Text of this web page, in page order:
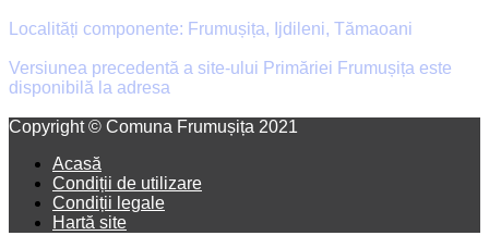
Localități componente: Frumușița, Ijdileni, Tămaoani
Versiunea precedentă a site-ului Primăriei Frumușița este
disponibilă la adresa
Copyright © Comuna Frumușița 2021
Acasă
Condiții de utilizare
Condiții legale
Hartă site